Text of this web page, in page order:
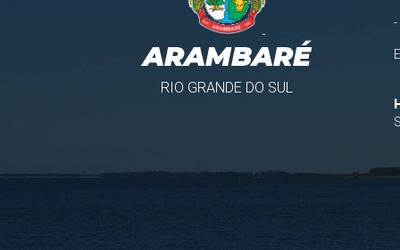
ARAMBARÉ
RIO GRANDE DO SUL